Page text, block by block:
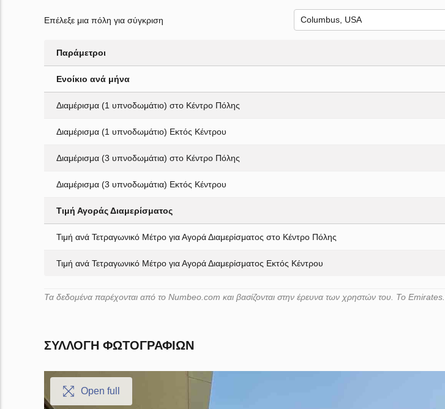
Επέλεξε μια πόλη για σύγκριση
Παράμετροι
Ενοίκιο ανά μήνα
Διαμέρισμα (1 υπνοδωμάτιο) στο Κέντρο Πόλης
Διαμέρισμα (1 υπνοδωμάτιο) Εκτός Κέντρου
Διαμέρισμα (3 υπνοδωμάτια) στο Κέντρο Πόλης
Διαμέρισμα (3 υπνοδωμάτια) Εκτός Κέντρου
Τιμή Αγοράς Διαμερίσματος
Τιμή ανά Τετραγωνικό Μέτρο για Αγορά Διαμερίσματος στο Κέντρο Πόλης
Τιμή ανά Τετραγωνικό Μέτρο για Αγορά Διαμερίσματος Εκτός Κέντρου
Τα δεδομένα παρέχονται από το Numbeo.com και βασίζονται στην έρευνα των χρηστών του. Το
ΣΥΛΛΟΓΉ ΦΩΤΟΓΡΑΦΙΏΝ
Open full